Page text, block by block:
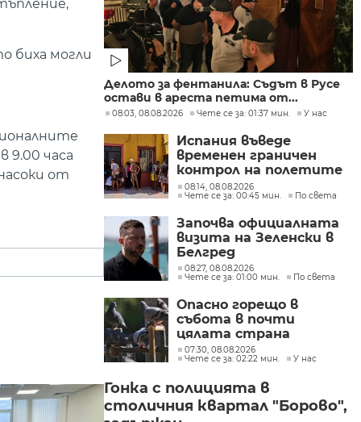
биха могли
9.00 часа
от
Делото за фентанила: Съдът в Русе
остави в ареста петима от...
08:03, 08.08.2026 Чете се за: 01:37 мин. У нас
Испания въведе
временен граничен
контрол на полетите
и корабите
пристигащи от
Италия
08:14, 08.08.2026
Чете се за: 00:45 мин.
По света
Започва официалната
визита на Зеленски в
Белгред
08:27, 08.08.2026
Чете се за: 01:00 мин.
По света
Опасно горещо в
събота в почти
цялата страна
07:30, 08.08.2026
Чете се за: 02:22 мин.
У нас
Гонка с полицията в
столичния квартал "Борово",